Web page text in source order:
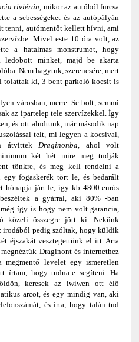
riviérán, mikor az autóból furcsa
a sebességeket és az autópályán
tenni, autómentőt kellett hívni, ami
Mivel este 10 óra volt, az
a hatalmas monstrumot, hogy
minket, majd be akarta
Nem hagytuk, szerencsére, mert
tolattak ki, 3 bent parkoló kocsit is
városban, merre. Se bolt, semmi
az ipartelep tele szervízekkel. Így
és ott aludtunk, már második nap
telt, mi legyen a kocsival,
átvittekDraginonba, ahol volt
két hét mire meg tudják
tönkre, és meg kell rendelni a
fogaskerék tört le, és bedarált
hónapja járt le, így kb 4800 eurós
a gyárral, aki 80% -ban
így is hogy nem volt garancia,
közeli összegre jött ki. Nekünk
irodából pedig szóltak, hogy küldik
éjszakát vesztegettünk el itt. Arra
Draginont és internethez
levelet egy ismeretlen
írtam, hogy tudna-e segíteni. Ha
keresek az iwiwen ott élő
arcot, és egy mindig van, aki
és írta, hogy talán tud